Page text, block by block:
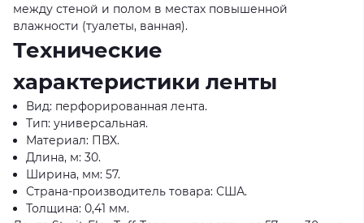
между стеной и полом в местах повышенной
влажности (туалеты, ванная).
Технические
характеристики ленты
Вид: перфорированная лента.
Тип: универсальная.
Материал: ПВХ.
Длина, м: 30.
Ширина, мм: 57.
Страна-производитель товара: США.
Толщина: 0,41 мм.